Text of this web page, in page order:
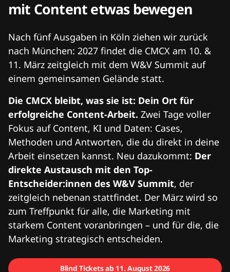
mit Content etwas bewegen
Nach fünf Ausgaben in Köln ziehen wir zurück
nach München: 2027 findet die CMCX am 10. &
11. März zeitgleich mit dem W&V Summit auf
einem gemeinsamen Gelände statt.
Die CMCX bleibt, was sie ist: Dein Ort für
erfolgreiche Content-Arbeit. Zwei Tage voller
Fokus auf Content, KI und Daten: Cases,
Methoden und Antworten, die du direkt in deine
Arbeit einsetzen kannst. Neu dazukommt: Der
direkte Austausch mit den Top-
Entscheider:innen des W&V Summit, der
zeitgleich nebenan stattfindet. Der März wird so
zum Treffpunkt für alle, die Marketing mit
starkem Content voranbringen – und für die, die
Marketing strategisch entscheiden.
Blind Tickets ab 11. August 2026